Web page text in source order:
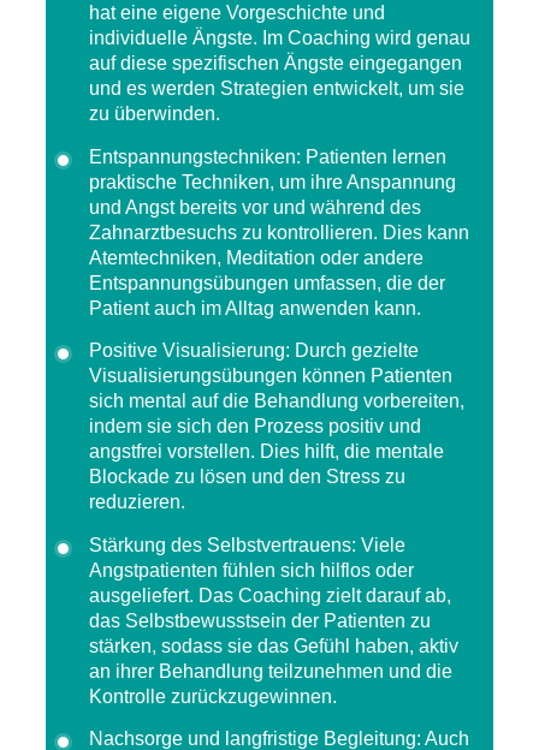
hat eine eigene Vorgeschichte und
individuelle Ängste. Im Coaching wird genau
auf diese spezifischen Ängste eingegangen
und es werden Strategien entwickelt, um sie
zu überwinden.
Entspannungstechniken: Patienten lernen
praktische Techniken, um ihre Anspannung
und Angst bereits vor und während des
Zahnarztbesuchs zu kontrollieren. Dies kann
Atemtechniken, Meditation oder andere
Entspannungsübungen umfassen, die der
Patient auch im Alltag anwenden kann.
Positive Visualisierung: Durch gezielte
Visualisierungsübungen können Patienten
sich mental auf die Behandlung vorbereiten,
indem sie sich den Prozess positiv und
angstfrei vorstellen. Dies hilft, die mentale
Blockade zu lösen und den Stress zu
reduzieren.
Stärkung des Selbstvertrauens: Viele
Angstpatienten fühlen sich hilflos oder
ausgeliefert. Das Coaching zielt darauf ab,
das Selbstbewusstsein der Patienten zu
stärken, sodass sie das Gefühl haben, aktiv
an ihrer Behandlung teilzunehmen und die
Kontrolle zurückzugewinnen.
Nachsorge und langfristige Begleitung: Auch